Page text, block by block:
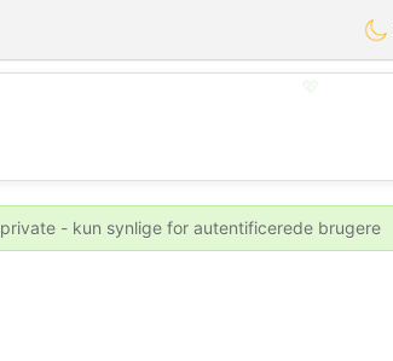
💕
- kun synlige for autentificerede brugere